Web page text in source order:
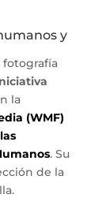
y
fotografía
la
(WMF)
. Su
de la